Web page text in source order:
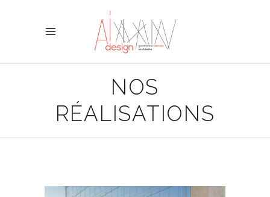
NOS
RÉALISATIONS